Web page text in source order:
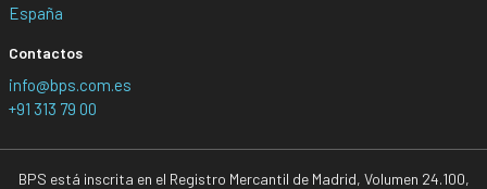
España
Contactos
info@bps.com.es
+91 313 79 00
BPS está inscrita en el Registro Mercantil de Madrid, Volumen 24.100,